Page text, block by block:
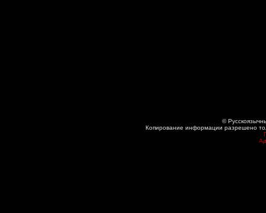
©
Копирование информации разрешено